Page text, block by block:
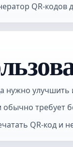
QR-кодов
нужно
требует
QR-код и